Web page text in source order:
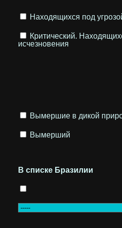
Находящихся под
Критический.
исчезновения
Вымершие в дикой
Вымерший
В списке Бразилии